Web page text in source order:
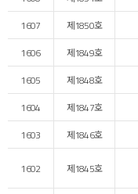
1607
제1850호
1606
제1849호
1605
제1848호
1604
제1847호
1603
제1846호
1602 제1845호